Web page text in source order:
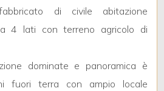
di civile abitazione
4 lati con terreno agricolo di
dominate e panoramica è
fuori terra con ampio locale